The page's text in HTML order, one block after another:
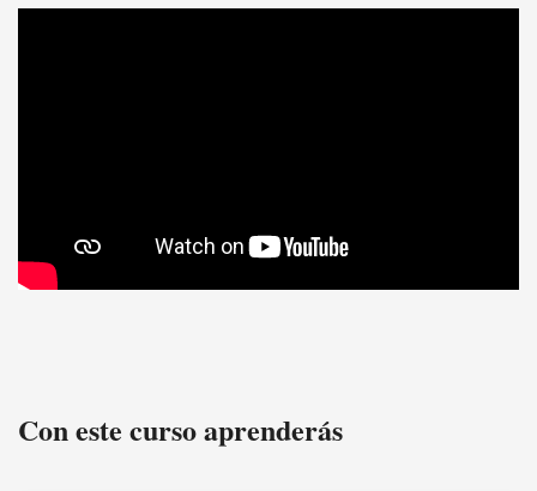
Con este curso aprenderás